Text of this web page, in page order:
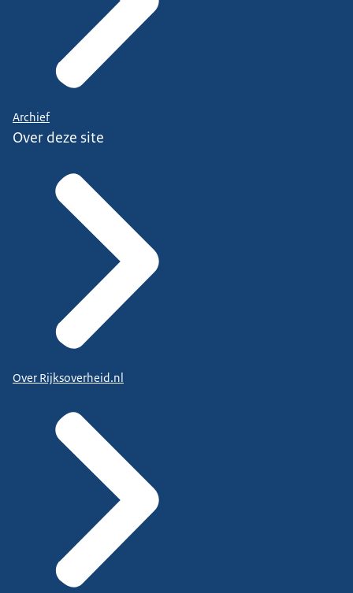
Archief
Over deze site
Over Rijksoverheid.nl